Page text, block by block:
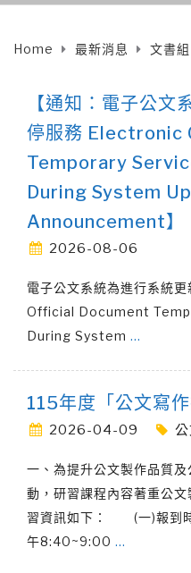
Home 最新消息 文書組
【通知：電子公文
停服務
Temporary
During System
Announcement】
2026-08-06
電子公文系統為進行系統
Official Document
During System …
115年度「公文寫
2026-04-09
一、為提升公文製作品質
動，研習課程內容著重公
習資訊如下： (一)報到時
午8:40~9:00 …